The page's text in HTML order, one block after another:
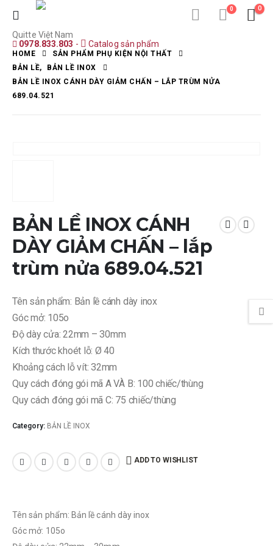
0 0
Quitte Việt Nam
0978.833.803 - Catalog sản phẩm
HOME
SẢN PHẨM PHỤ KIỆN NỘI THẤT
BẢN LỀ,
BẢN LỀ INOX
BẢN LỀ INOX CÁNH DÀY GIẢM CHẤN – LẮP TRÙM NỬA
689.04.521
BẢN LỀ INOX CÁNH
DÀY GIẢM CHẤN – lắp
trùm nửa 689.04.521
Tên sản phẩm: Bản lề cánh dày inox
Góc mở: 105o
Độ dày cửa: 22mm – 30mm
Kích thước khoét lỗ: Ø 40
Khoảng cách lỗ vít: 32mm
Quy cách đóng gói mã A VÀ B: 100 chiếc/thùng
Quy cách đóng gói mã C: 75 chiếc/thùng
Category: BẢN LỀ INOX
ADD TO WISHLIST
Tên sản phẩm: Bản lề cánh dày inox
Góc mở: 105o